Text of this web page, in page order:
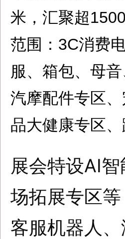
米，汇聚超
范围：3C消费
服、箱包、母
汽摩配件专区
品大健康专区
展会特设AI
场拓展专区
客服机器人